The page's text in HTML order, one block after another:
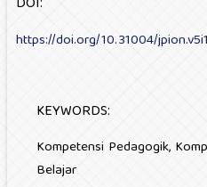
https://doi.org/10.31004/
KEYWORDS:
Kompetensi Pedagogik,
Belajar